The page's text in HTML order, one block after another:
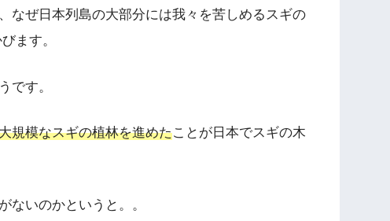
なぜ日本列島の大部分には我々を苦しめるスギの
ます。
です。
規模なスギの植林を進めたことが日本でスギの木
ないのかというと。。